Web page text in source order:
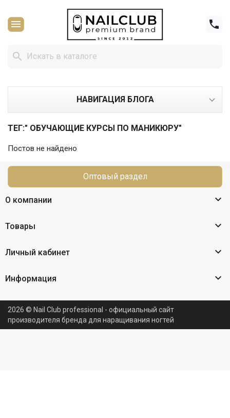
 

НАВИГАЦИЯ БЛОГА
ТЕГ:" ОБУЧАЮЩИЕ КУРСЫ ПО МАНИКЮРУ"
Постов не найдено
Оптовый раздел
О компании 
Товары 
Личный кабинет 
Информация 
2026 © Nail Club professional - официальный сайт
производителя бренда для наращивания ногтей